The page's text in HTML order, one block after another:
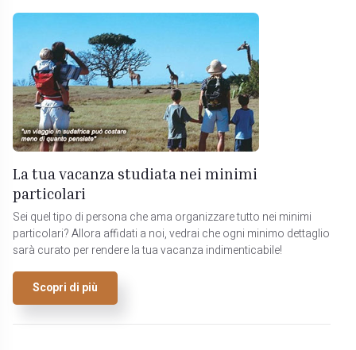
La tua vacanza studiata nei minimi
particolari
Sei quel tipo di persona che ama organizzare tutto nei minimi
particolari? Allora affidati a noi, vedrai che ogni minimo dettaglio
sarà curato per rendere la tua vacanza indimenticabile!
Scopri di più